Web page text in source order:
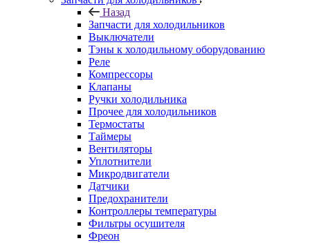
Назад
Запчасти для холодильников
Выключатели
Тэны к холодильному оборудованию
Реле
Компрессоры
Клапаны
Ручки холодильника
Прочее для холодильников
Термостаты
Таймеры
Вентиляторы
Уплотнители
Микродвигатели
Датчики
Предохранители
Контроллеры температуры
Фильтры осушителя
Фреон